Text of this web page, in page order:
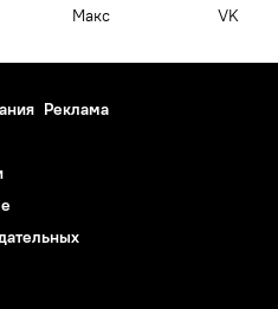
Макс VK
Реклама